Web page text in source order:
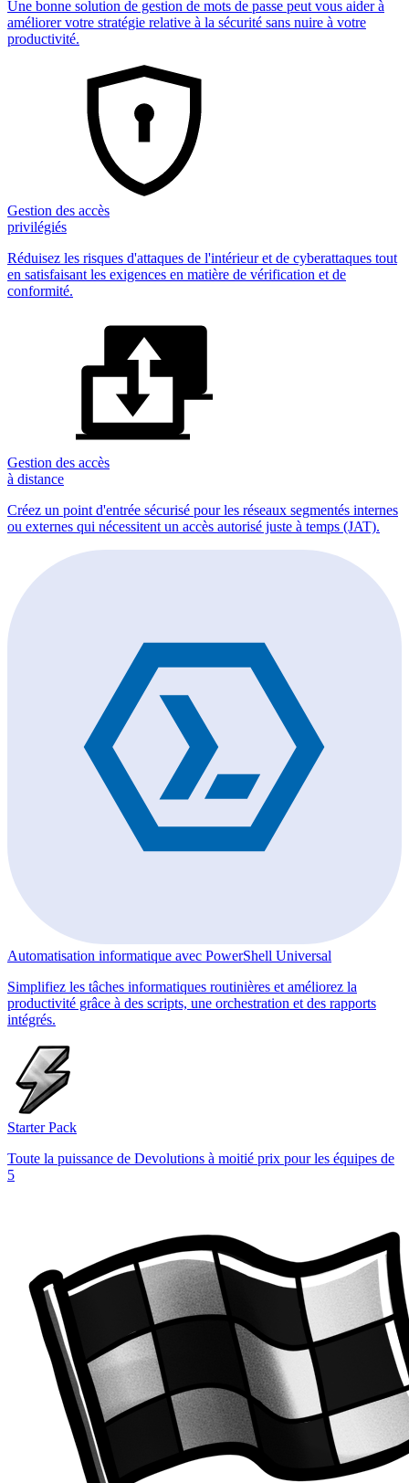
Une bonne solution de gestion de mots de passe peut vous aider à
améliorer votre stratégie relative à la sécurité sans nuire à votre
productivité.
Gestion des accès
privilégiés
Réduisez les risques d'attaques de l'intérieur et de cyberattaques tout
en satisfaisant les exigences en matière de vérification et de
conformité.
Gestion des accès
à distance
Créez un point d'entrée sécurisé pour les réseaux segmentés internes
ou externes qui nécessitent un accès autorisé juste à temps (JAT).
Automatisation informatique avec PowerShell Universal
Simplifiez les tâches informatiques routinières et améliorez la
productivité grâce à des scripts, une orchestration et des rapports
intégrés.
Starter Pack
Toute la puissance de Devolutions à moitié prix pour les équipes de
5